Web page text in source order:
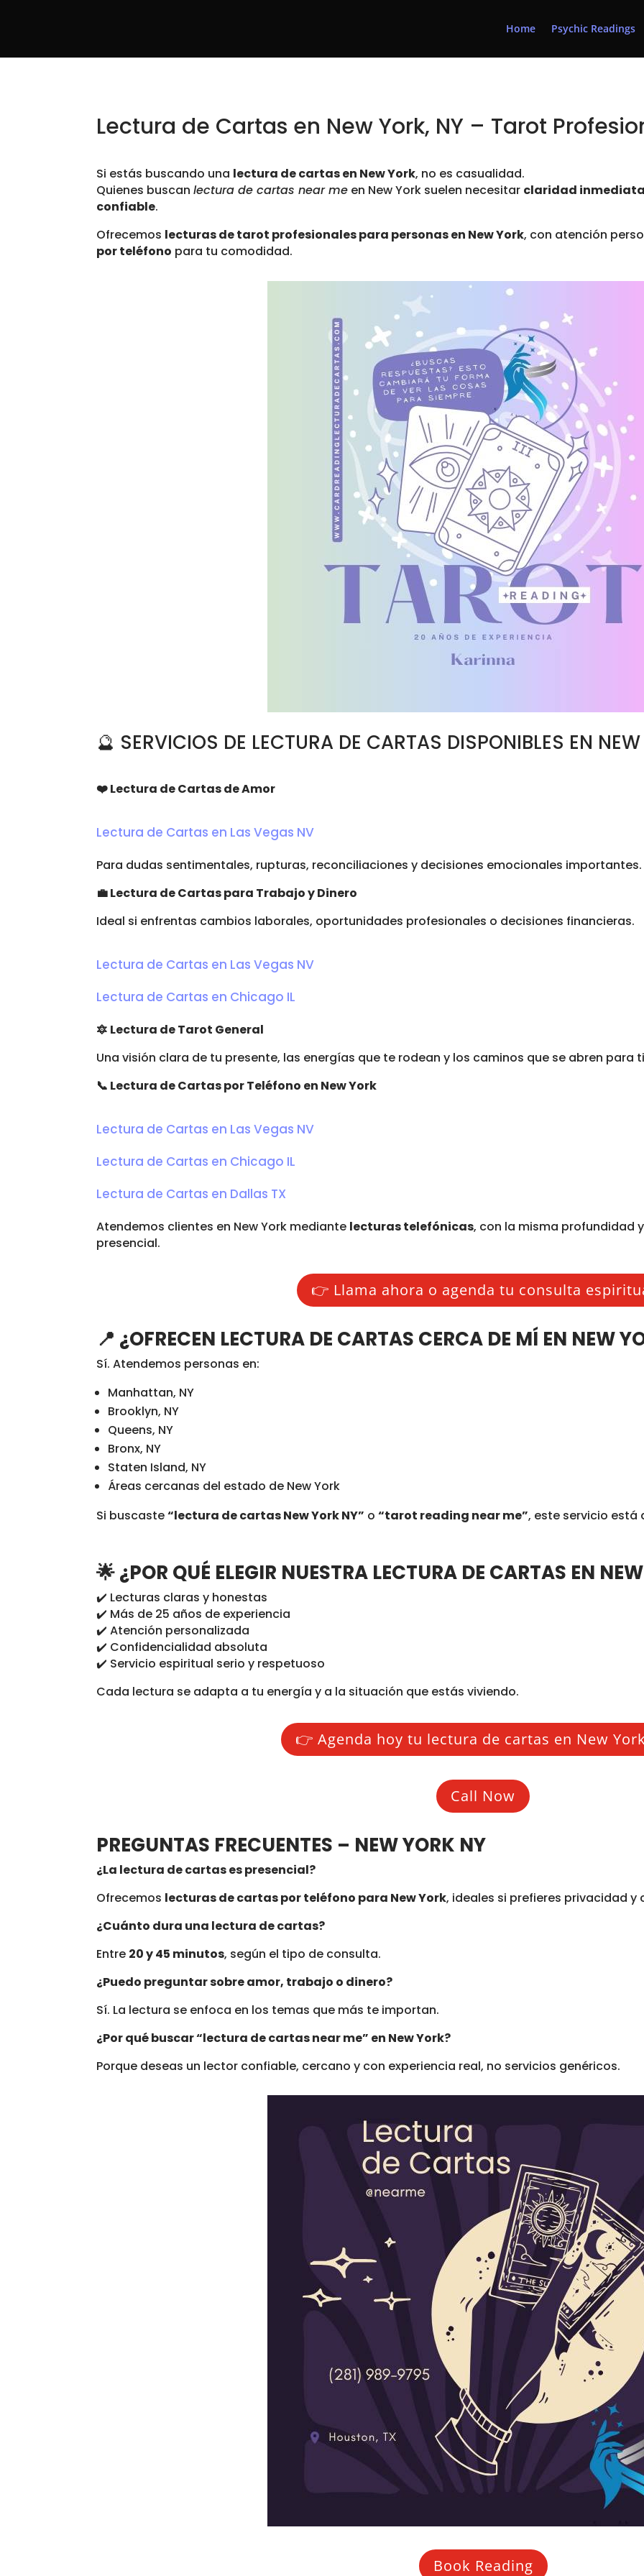
Home Psychic Readings
Lectura de Cartas en New York, NY – Tarot
Si estás buscando una lectura de cartas en New York, no es casualidad.
Quienes buscanlectura de cartas near me en New York suelen necesitar claridad
confiable.
Ofrecemos lecturas de tarot profesionales para personas en New York, con atención
por teléfono para tu comodidad.
🔮 SERVICIOS DE LECTURA DE CARTAS DISPONIBLES EN
❤Lectura de Cartas de Amor
Lectura de Cartas en Las Vegas NV
Para dudas sentimentales, rupturas, reconciliaciones y decisiones emocionales importantes.
💼Lectura de Cartas para Trabajo y Dinero
Ideal si enfrentas cambios laborales, oportunidades profesionales o decisiones financieras.
Lectura de Cartas en Las Vegas NV
Lectura de Cartas en Chicago IL
🔯 Lectura de Tarot General
Una visión clara de tu presente, las energías que te rodean y los caminos que se abren para
📞 Lectura de Cartas por Teléfono en New York
Lectura de Cartas en Las Vegas NV
Lectura de Cartas en Chicago IL
Lectura de Cartas en Dallas TX
Atendemos clientes en New York mediante lecturas telefónicas, con la misma profundidad
presencial.
👉 Llama ahora o agenda tu consulta
📍 ¿OFRECEN LECTURA DE CARTAS CERCA DE MÍ EN NEW
Sí. Atendemos personas en:
Manhattan, NY
Brooklyn, NY
Queens, NY
Bronx, NY
Staten Island, NY
Áreas cercanas del estado de New York
Si buscaste“lectura de cartas New York NY” o“tarot reading near me”, este servicio está
🌟¿POR QUÉ ELEGIR NUESTRA LECTURA DE CARTAS EN
✔️ Lecturas claras y honestas
✔️ Más de 25 años de experiencia
✔️ Atención personalizada
✔️ Confidencialidad absoluta
✔️ Servicio espiritual serio y respetuoso
Cada lectura se adapta a tu energía y a la situación que estás viviendo.
👉 Agenda hoy tu lectura de cartas en New
Call Now
PREGUNTAS FRECUENTES – NEW YORK NY
¿La lectura de cartas es presencial?
Ofrecemos lecturas de cartas por teléfono para New York, ideales si prefieres privacidad y
¿Cuánto dura una lectura de cartas?
Entre 20 y 45 minutos, según el tipo de consulta.
¿Puedo preguntar sobre amor, trabajo o dinero?
Sí. La lectura se enfoca en los temas que más te importan.
¿Por qué buscar “lectura de cartas near me” en New York?
Porque deseas un lector confiable, cercano y con experiencia real, no servicios genéricos.
Book Reading